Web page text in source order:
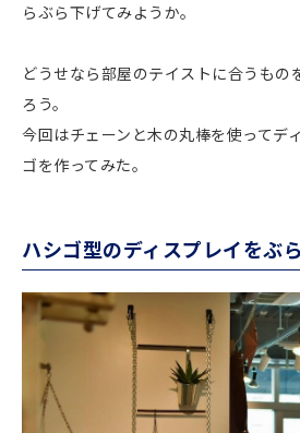
らぶら下げてみようか。
どうせなら部屋のテイストに合うもの
ろう。
今回はチェーンと木の丸棒を使ってデ
ゴを作ってみた。
ハシゴ型のディスプレイをぶ